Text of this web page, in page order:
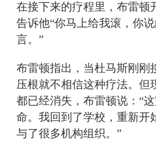
在接下来的疗程里，布雷顿
告诉他“你马上给我滚，你
言。”
布雷顿指出，当杜马斯刚刚
压根就不相信这种疗法。但
都已经消失，布雷顿说：“
命。我回到了学校，重新开
与了很多机构组织。”